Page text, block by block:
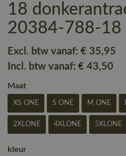
18
20384-788-18
Excl. btw vanaf: € 35,95
Incl. btw vanaf: € 43,50
Maat
XS ONE S ONE M ONE
2XLONE 4XLONE 5XLONE
kleur